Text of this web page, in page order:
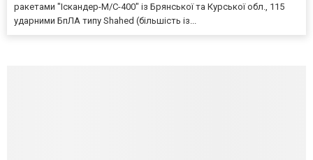
ракетами "Іскандер-М/С-400" із Брянської та Курської обл., 115
ударними БпЛА типу Shahed (більшість із...